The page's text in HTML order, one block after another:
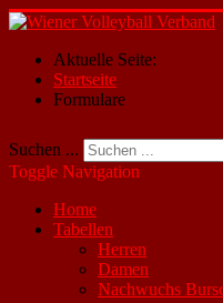
Aktuelle Seite:
Startseite
Formulare
Suchen ...
Toggle Navigation
Home
Tabellen
Herren
Damen
Nachwuchs